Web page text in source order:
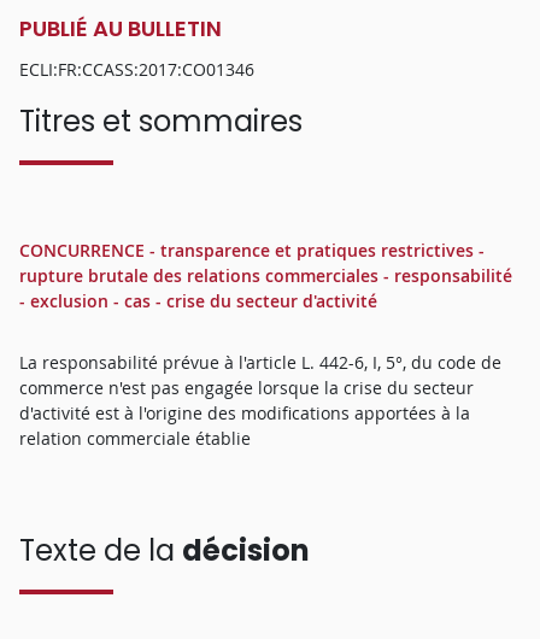
PUBLIÉ AU BULLETIN
ECLI:FR:CCASS:2017:CO01346
Titres et sommaires
CONCURRENCE - transparence et pratiques restrictives -
rupture brutale des relations commerciales - responsabilité
- exclusion - cas - crise du secteur d'activité
La responsabilité prévue à l'article L. 442-6, I, 5°, du code de
commerce n'est pas engagée lorsque la crise du secteur
d'activité est à l'origine des modifications apportées à la
relation commerciale établie
Texte de la décision